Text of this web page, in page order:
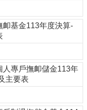
卹基金113年度決算-
人專戶撫卹儲金113年
主要表